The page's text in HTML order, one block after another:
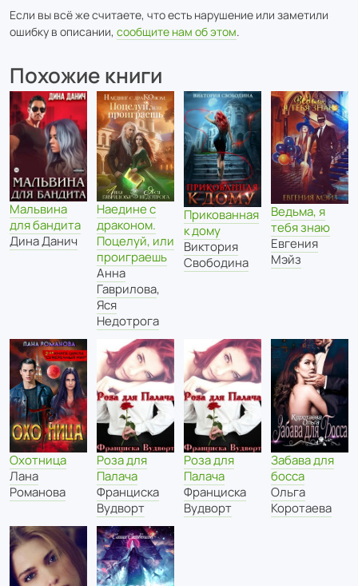
Если вы всё же считаете, что есть нарушение или заметили
ошибку в описании, сообщите нам об этом.
Похожие книги
Мальвина
для бандита
Дина Данич
Наедине с
драконом.
Поцелуй, или
проиграешь
Анна
Гаврилова,
Яся
Недотрога
Прикованная
к дому
Виктория
Свободина
Ведьма, я
тебя знаю
Евгения
Мэйз
Охотница
Лана
Романова
Роза для
Палача
Франциска
Вудворт
Роза для
Палача
Франциска
Вудворт
Забава для
босса
Ольга
Коротаева